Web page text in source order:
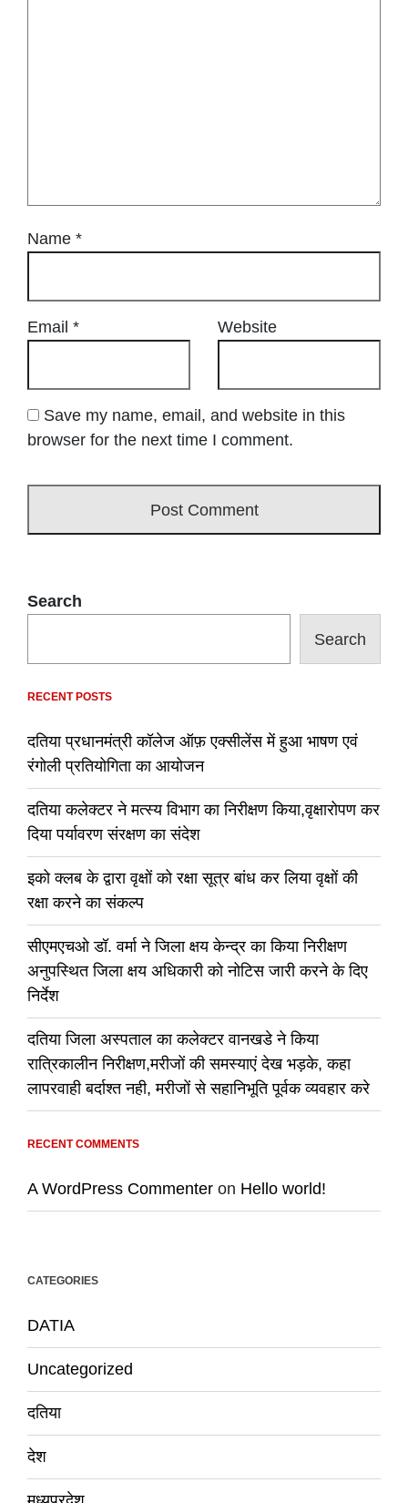
Name *
Email * Website
Save my name, email, and website in this
browser for the next time I comment.
Search
Search
RECENT POSTS
दतिया प्रधानमंत्री कॉलेज ऑफ़ एक्सीलेंस में हुआ भाषण एवं
रंगोली प्रतियोगिता का आयोजन
दतिया कलेक्टर ने मत्स्य विभाग का निरीक्षण किया,वृक्षारोपण कर
दिया पर्यावरण संरक्षण का संदेश
इको क्लब के द्वारा वृक्षों को रक्षा सूत्र बांध कर लिया वृक्षों की
रक्षा करने का संकल्प
सीएमएचओ डॉ. वर्मा ने जिला क्षय केन्द्र का किया निरीक्षण
अनुपस्थित जिला क्षय अधिकारी को नोटिस जारी करने के दिए
निर्देश
दतिया जिला अस्पताल का कलेक्टर वानखडे ने किया
रात्रिकालीन निरीक्षण,मरीजों की समस्याएं देख भड़के, कहा
लापरवाही बर्दाश्त नही, मरीजों से सहानिभूति पूर्वक व्यवहार करे
RECENT COMMENTS
A WordPress Commenter on Hello world!
CATEGORIES
DATIA
Uncategorized
दतिया
देश